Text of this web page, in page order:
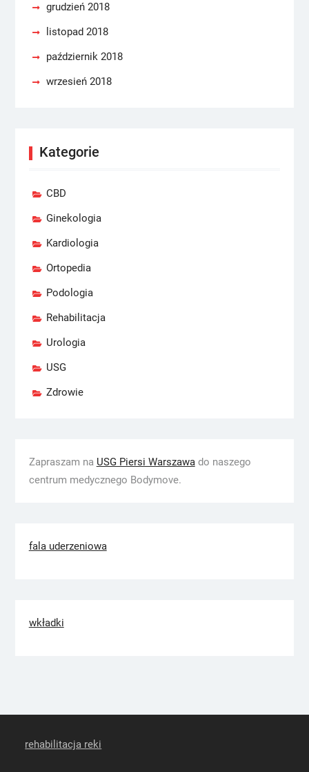
grudzień 2018
listopad 2018
październik 2018
wrzesień 2018
Kategorie
CBD
Ginekologia
Kardiologia
Ortopedia
Podologia
Rehabilitacja
Urologia
USG
Zdrowie
Zapraszam na USG Piersi Warszawado naszego
centrum medycznego Bodymove.
fala uderzeniowa
wkładki
rehabilitacja reki